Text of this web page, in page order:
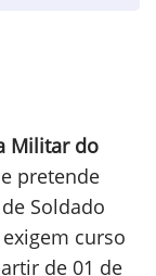
Militar do
pretende
Soldado
curso
de 01 de